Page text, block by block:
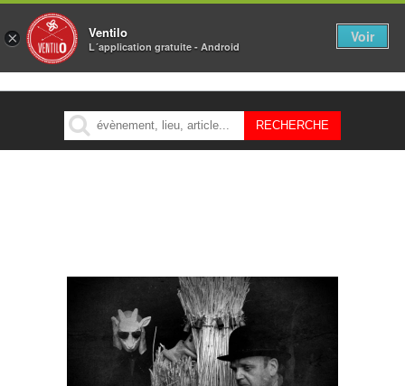
MENU
× Ventilo
L´application gratuite - Android
Voir